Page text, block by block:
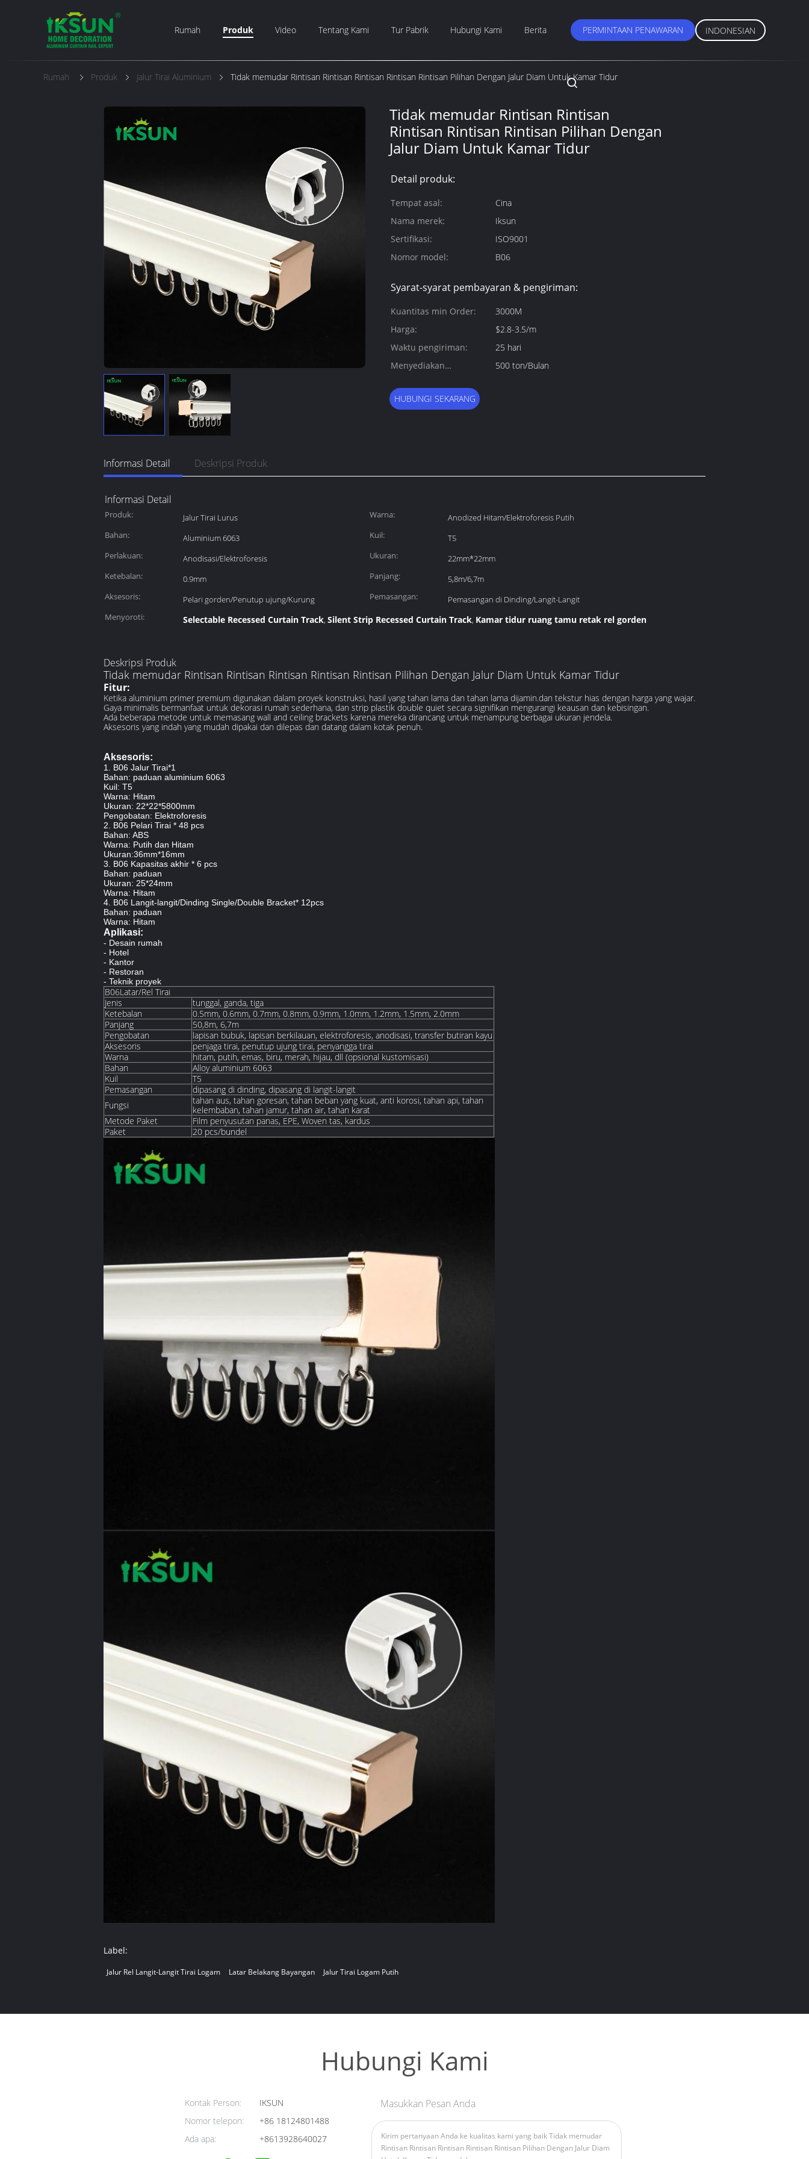
Rumah Produk Video Tentang Kami Tur Pabrik Hubungi Kami Berita PERMINTAAN PENAWARAN INDONESIAN
Rumah Produk Jalur Tirai Aluminium Tidak memudar Rintisan Rintisan Rintisan Rintisan Rintisan Pilihan Dengan Jalur Diam Untuk Kamar Tidur
Tidak memudar Rintisan Rintisan
Rintisan Rintisan Rintisan Pilihan Dengan
Jalur Diam Untuk Kamar Tidur
Detail produk:
Tempat asal:
Cina
Nama merek:
Iksun
Sertifikasi:
ISO9001
Nomor model:
B06
Syarat-syarat pembayaran & pengiriman:
Kuantitas min Order:
3000M
Harga:
$2.8-3.5/m
Waktu pengiriman:
25 hari
Menyediakan
500 ton/Bulan
HUBUNGI SEKARANG
Informasi Detail Deskripsi Produk
Informasi Detail
Produk: Jalur Tirai Lurus Warna:
Anodized Hitam/Elektroforesis Putih
Bahan:
Aluminium 6063 Kuil:
T5
Perlakuan:
Anodisasi/Elektroforesis Ukuran:
22mm*22mm
Ketebalan:
0.9mm Panjang:
5,8m/6,7m
Aksesoris:
Pelari gorden/Penutup ujung/Kurung Pemasangan:
Pemasangan di Dinding/Langit-Langit
Menyoroti:
Selectable Recessed Curtain Track, Silent Strip Recessed Curtain Track, Kamar tidur ruang tamu retak rel gorden
Deskripsi Produk
Tidak memudar Rintisan Rintisan Rintisan Rintisan Rintisan Pilihan Dengan Jalur Diam Untuk Kamar Tidur
Fitur:
Ketika aluminium primer premium digunakan dalam proyek konstruksi, hasil yang tahan lama dan tahan lama dijamin.dan tekstur hias dengan harga yang wajar.
Gaya minimalis bermanfaat untuk dekorasi rumah sederhana, dan strip plastik double quiet secara signifikan mengurangi keausan dan kebisingan.
Ada beberapa metode untuk memasang wall and ceiling brackets karena mereka dirancang untuk menampung berbagai ukuran jendela.
Aksesoris yang indah yang mudah dipakai dan dilepas dan datang dalam kotak penuh.
Aksesoris:
1. B06 Jalur Tirai*1
Bahan: paduan aluminium 6063
Kuil: T5
Warna: Hitam
Ukuran: 22*22*5800mm
Pengobatan: Elektroforesis
2. B06 Pelari Tirai * 48 pcs
Bahan: ABS
Warna: Putih dan Hitam
Ukuran:36mm*16mm
3. B06 Kapasitas akhir * 6 pcs
Bahan: paduan
Ukuran: 25*24mm
Warna: Hitam
4. B06 Langit-langit/Dinding Single/Double Bracket* 12pcs
Bahan: paduan
Warna: Hitam
Aplikasi:
- Desain rumah
- Hotel
- Kantor
- Restoran
- Teknik proyek
B06Latar/Rel Tirai
Jenis
tunggal, ganda, tiga
Ketebalan
0.5mm, 0.6mm, 0.7mm, 0.8mm, 0.9mm, 1.0mm, 1.2mm, 1.5mm, 2.0mm
Panjang
50,8m, 6,7m
Pengobatan
lapisan bubuk, lapisan berkilauan, elektroforesis, anodisasi, transfer butiran kayu
Aksesoris
penjaga tirai, penutup ujung tirai, penyangga tirai
Warna
hitam, putih, emas, biru, merah, hijau, dll (opsional kustomisasi)
Bahan
Alloy aluminium 6063
Kuil
T5
Pemasangan
dipasang di dinding, dipasang di langit-langit
Fungsi
tahan aus, tahan goresan, tahan beban yang kuat, anti korosi, tahan api, tahan
kelembaban, tahan jamur, tahan air, tahan karat
Metode Paket
Film penyusutan panas, EPE, Woven tas, kardus
Paket
20 pcs/bundel
Label:
Jalur Rel Langit-Langit Tirai Logam Latar Belakang Bayangan Jalur Tirai Logam Putih
Hubungi Kami
Kontak Person:
IKSUN
Nomor telepon:
+86 18124801488
Ada apa:
+8613928640027
Masukkan Pesan Anda